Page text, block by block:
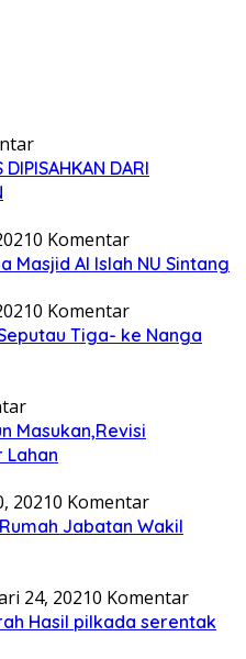
DARI
0 Komentar
Masjid Al Islah NU Sintang
0 Komentar
Tiga- ke Nanga
Masukan,Revisi
Lahan
20210 Komentar
Jabatan Wakil
24, 20210 Komentar
Hasil pilkada serentak